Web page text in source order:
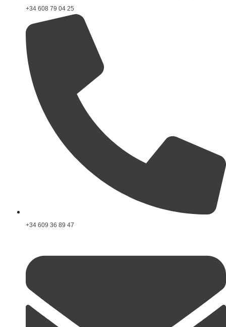
+34 608 79 04 25
+34 609 36 89 47